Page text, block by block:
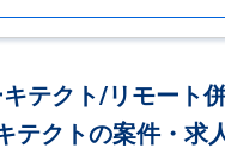
キテクト/リモート
テクトの案件・求